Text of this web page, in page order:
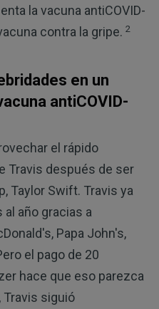
la vacuna antiCOVID-
contra la gripe. 2
en un
antiCOVID-
el rápido
Travis después de ser
Taylor Swift. Travis ya
año gracias a
Papa John's,
el pago de 20
hace que eso parezca
Travis siguió